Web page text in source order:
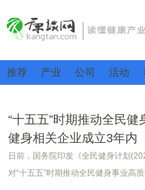
推荐 产业 公司 活动
“十五五”时期推动全民健
健身相关企业成立3年内
日前，国务院印发《全民健身计划
对“十五五”时期推动全民健身事业高